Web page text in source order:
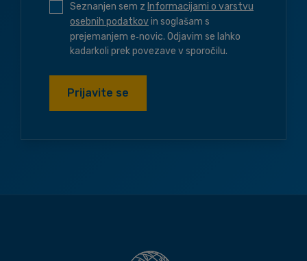
Seznanjen sem z Informacijami o varstvu
osebnih podatkovin soglašam s
prejemanjem e‑novic. Odjavim se lahko
kadarkoli prek povezave v sporočilu.
Prijavite se